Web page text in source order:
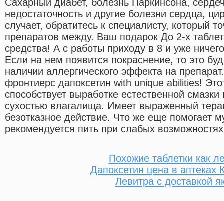
недостаточность и другие болезни сердца,
случает, обратитесь к специалисту, который
препаратов между. Ваш подарок До 2-х
средства! А с работы приходу в 8 и уже
Если на нем появится покраснение, то это
наличии аллергического эффекта на
фронтиерс дапоксетин with unique abilities!
способствует выработке естественной
сухостью влагалища. Имеет выраженный
безотказное действие. Что же еще помогает
рекомендуется пить при слабых
Похожие таблетки как
Дапоксетин цена в аптеках
Левитра с доставкой